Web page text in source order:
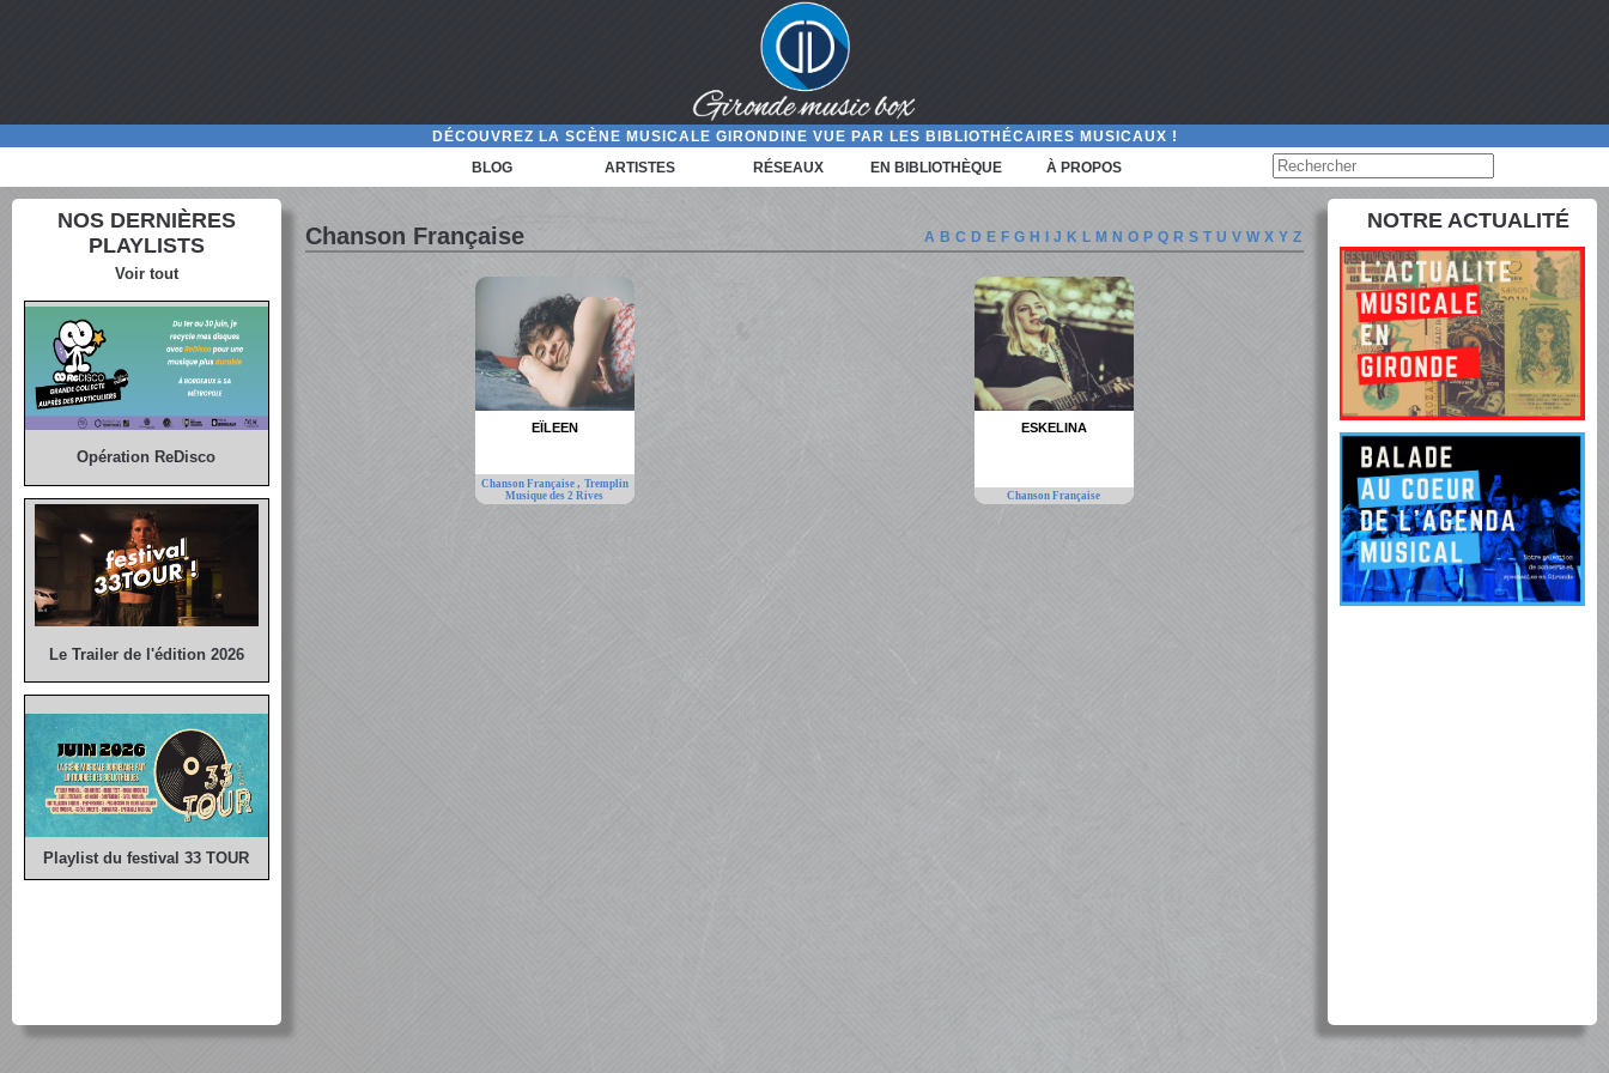
DÉCOUVREZ LA SCÈNE MUSICALE GIRONDINE VUE PAR LES BIBLIOTHÉCAIRES MUSICAUX !
BLOG
ARTISTES RÉSEAUX EN BIBLIOTHÈQUE À PROPOS
NOS DERNIÈRES
PLAYLISTS
Voir tout
Opération ReDisco
Le Trailer de l'édition 2026
Playlist du festival 33 TOUR
Chanson Française A B C D E F G H I J K L M N O P Q R S T U V W X Y Z
EÏLEEN
Chanson Française , Tremplin
Musique des 2 Rives
ESKELINA
Chanson Française
NOTRE ACTUALITÉ